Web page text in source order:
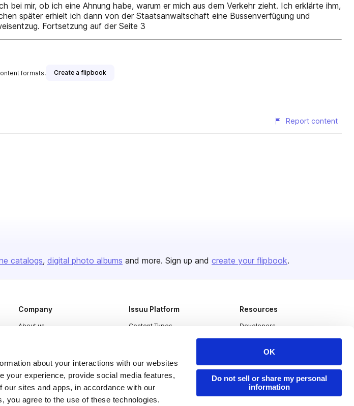
about your interactions with our websites
your experience, provide social media features,
our sites and apps, in accordance with our
you agree to the use of these technologies.
OK
Do not sell or share my personal
information
bei mir, ob ich eine Ahnung habe, warum er mich aus dem Verkehr zieht. Ich erklärte ihm,
später erhielt ich dann von der Staatsanwaltschaft eine Bussenverfügung und
Fortsetzung auf der Seite 3
formats. Create a flipbook
Report content
catalogs digital photo albums and more. Sign up and create your flipbook.
Company
About us
Plans & Pricing
Press
Issuu Platform
Content Types
Industries
Resources
Developers